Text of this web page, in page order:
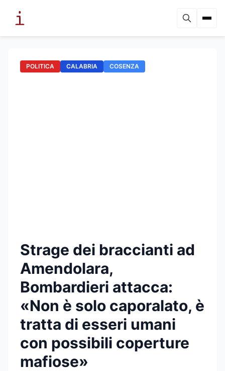
POLITICA CALABRIA COSENZA
Strage dei braccianti ad
Amendolara,
Bombardieri attacca:
«Non è solo caporalato, è
tratta di esseri umani
con possibili coperture
mafiose»